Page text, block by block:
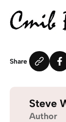
Share
Steve
Author